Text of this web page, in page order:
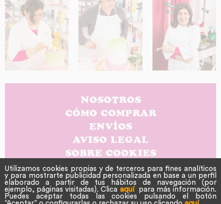
NOSOTROS
CÓMO COMPRAR
ENVÍOS
AVISO LEGAL
SOBRE COOKIES
POLÍTICA DE PRIVACIDAD
CONTACTO
Utilizamos cookies propias y de terceros para fines analíticos
y para mostrarte publicidad personalizada en base a un perfil
elaborado a partir de tus hábitos de navegación (por
ejemplo, páginas visitadas). Clica aquí
para más información.
Puedes aceptar todas las cookies pulsando el botón